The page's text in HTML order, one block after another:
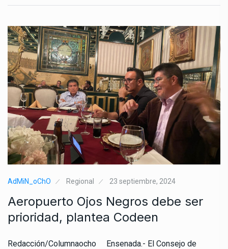
AdMiN_oChO Regional 23 septiembre, 2024
Aeropuerto Ojos Negros debe ser
prioridad, plantea Codeen
Redacción/Columnaocho Ensenada.- El Consejo de